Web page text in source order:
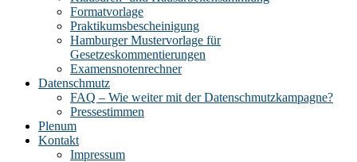
Formatvorlage
Praktikumsbescheinigung
Hamburger Mustervorlage für
Gesetzeskommentierungen
Examensnotenrechner
Datenschmutz
FAQ – Wie weiter mit der Datenschmutzkampagne?
Pressestimmen
Plenum
Kontakt
Impressum